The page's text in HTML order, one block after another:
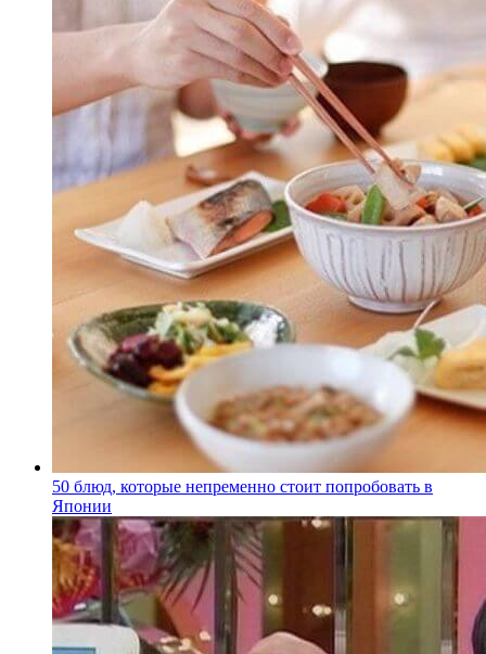
50 блюд, которые непременно стоит попробовать в
Японии